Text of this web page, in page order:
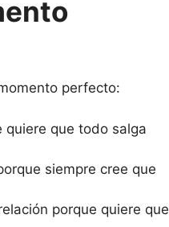
perfecto:
quiere que todo salga
siempre cree que
porque quiere que